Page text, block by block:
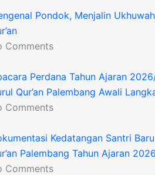
Pondok, Menjalin
Comments
Perdana Tahun Ajaran
Qur’an Palembang Awali
Comments
Kedatangan Santri
Palembang Tahun Ajaran
Comments